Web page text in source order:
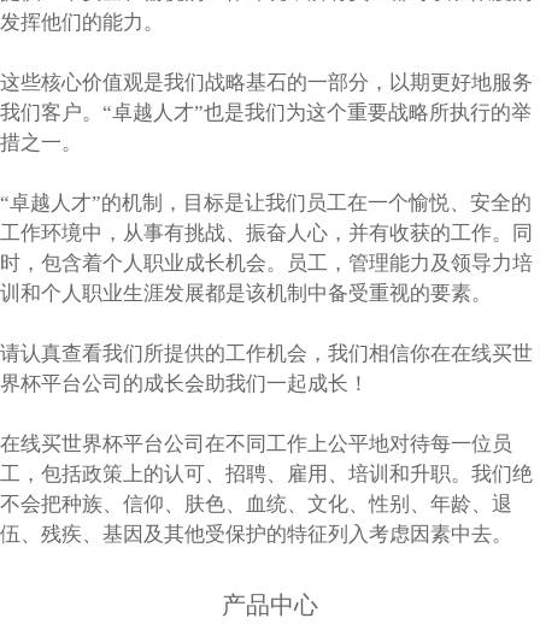
发挥他们的能力。
这些核心价值观是我们战略基石的一部分，以期更好地服务
我们客户。“卓越人才”也是我们为这个重要战略所执行的举
措之一。
“卓越人才”的机制，目标是让我们员工在一个愉悦、安全的
工作环境中，从事有挑战、振奋人心，并有收获的工作。同
时，包含着个人职业成长机会。员工，管理能力及领导力培
训和个人职业生涯发展都是该机制中备受重视的要素。
请认真查看我们所提供的工作机会，我们相信你在在线买世
界杯平台公司的成长会助我们一起成长！
在线买世界杯平台公司在不同工作上公平地对待每一位员
工，包括政策上的认可、招聘、雇用、培训和升职。我们绝
不会把种族、信仰、肤色、血统、文化、性别、年龄、退
伍、残疾、基因及其他受保护的特征列入考虑因素中去。
产品中心